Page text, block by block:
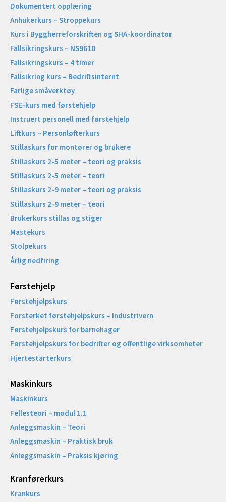
Dokumentert opplæring
Anhukerkurs – Stroppekurs
Kurs i Byggherreforskriften og SHA-koordinator
Fallsikringskurs – NS9610
Fallsikringskurs – 4 timer
Fallsikring kurs – Bedriftsinternt
Farlige småverktøy
FSE-kurs med førstehjelp
Instruert personell med førstehjelp
Liftkurs – Personløfterkurs
Stillaskurs for montører og brukere
Stillaskurs 2-5 meter – teori og praksis
Stillaskurs 2-5 meter – teori
Stillaskurs 2-9 meter – teori og praksis
Stillaskurs 2-9 meter – teori
Brukerkurs stillas og stiger
Mastekurs
Stolpekurs
Årlig nedfiring
Førstehjelp
Førstehjelpskurs
Forsterket førstehjelpskurs – Industrivern
Førstehjelpskurs for barnehager
Førstehjelpskurs for bedrifter og offentlige virksomheter
Hjertestarterkurs
Maskinkurs
Maskinkurs
Fellesteori – modul 1.1
Anleggsmaskin – Teori
Anleggsmaskin – Praktisk bruk
Anleggsmaskin – Praksis kjøring
Kranførerkurs
Krankurs